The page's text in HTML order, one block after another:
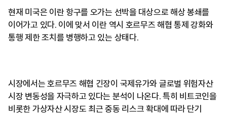
현재 미국은 이란 항구를 오가는 선박을 대상으로 해상 봉쇄를
이어가고 있다. 이에 맞서 이란 역시 호르무즈 해협 통제 강화와
통행 제한 조치를 병행하고 있는 상태다.
시장에서는 호르무즈 해협 긴장이 국제유가와 글로벌 위험자산
시장 변동성을 자극하고 있다는 분석이 나온다. 특히 비트코인을
비롯한 가상자산 시장도 최근 중동 리스크 확대에 따라 단기